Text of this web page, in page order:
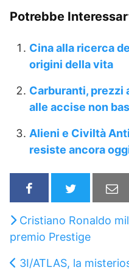
Potrebbe
Cina alla ricerca
origini della vita
Carburanti, prezzi
alle accise non
Alieni e Civiltà
resiste ancora
Cristiano Ronaldo
premio Prestige
3I/ATLAS, la